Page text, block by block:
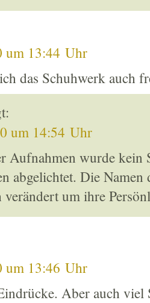
um 13:44 Uhr
das Schuhwerk auch
um 14:54 Uhr
Aufnahmen wurde kein
abgelichtet. Die Namen
um ihre
um 13:46 Uhr
Aber auch viel